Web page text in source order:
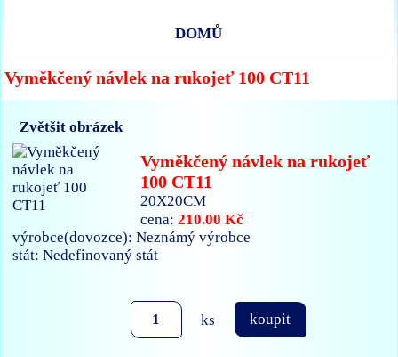
DOMŮ
Vyměkčený návlek na rukojeť 100 CT11
Zvětšit obrázek
Vyměkčený návlek na rukojeť
100 CT11
20X20CM
cena: 210.00 Kč
výrobce(dovozce): Neznámý výrobce
stát: Nedefinovaný stát
ks koupit